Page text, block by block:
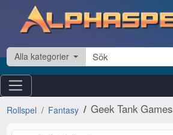
Hoppa till innehåll
Alla kategorier
Rollspel Fantasy Geek Tank Games